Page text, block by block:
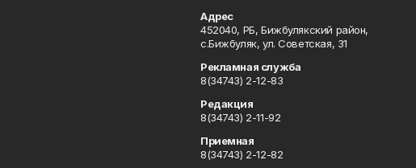
Адрес
452040, РБ, Бижбулякский район,
с.Бижбуляк, ул. Советская, 31
Рекламная служба
8(34743) 2-12-83
Редакция
8(34743) 2-11-92
Приемная
8(34743) 2-12-82